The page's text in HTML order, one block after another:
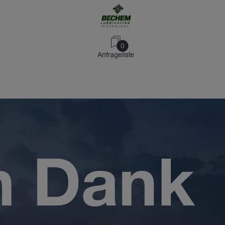
0
Anfrageliste
Dank